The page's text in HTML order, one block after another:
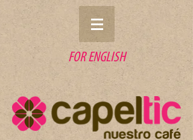
FOR ENGLISH